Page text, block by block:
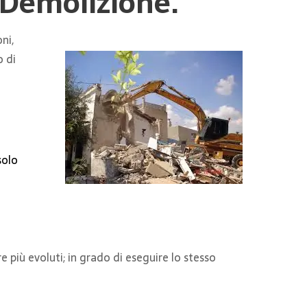
di
più evoluti; in grado di eseguire lo stesso